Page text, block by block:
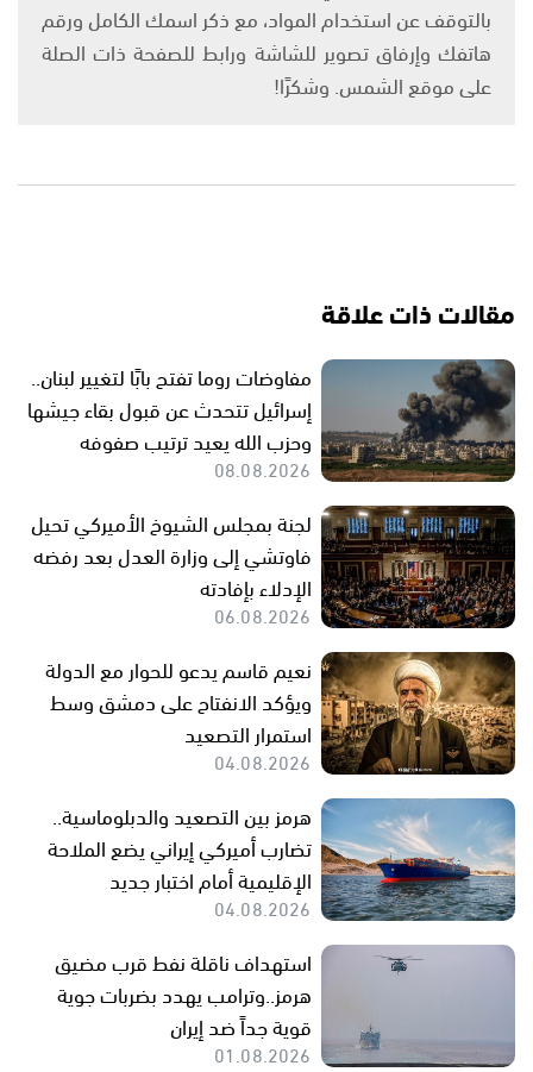
بالتوقف عن استخدام المواد، مع ذكر اسمك الكامل ورقم
هاتفك وإرفاق تصوير للشاشة ورابط للصفحة ذات الصلة
على موقع الشمس. وشكرًا!
مقالات ذات علاقة
مفاوضات روما تفتح بابًا لتغيير لبنان..
إسرائيل تتحدث عن قبول بقاء جيشها
وحزب الله يعيد ترتيب صفوفه
08.08.2026
لجنة بمجلس الشيوخ الأميركي تحيل
فاوتشي إلى وزارة العدل بعد رفضه
الإدلاء بإفادته
06.08.2026
نعيم قاسم يدعو للحوار مع الدولة
ويؤكد الانفتاح على دمشق وسط
استمرار التصعيد
04.08.2026
هرمز بين التصعيد والدبلوماسية..
تضارب أميركي إيراني يضع الملاحة
الإقليمية أمام اختبار جديد
04.08.2026
استهداف ناقلة نفط قرب مضيق
هرمز..وترامب يهدد بضربات جوية
قوية جداً ضد إيران
01.08.2026